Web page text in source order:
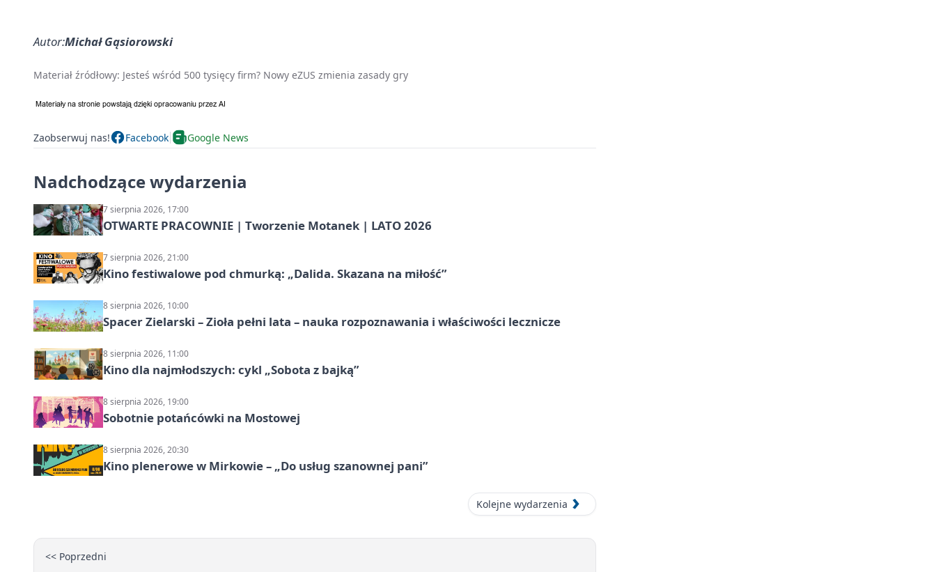
Autor:Michał Gąsiorowski
Materiał źródłowy: Jesteś wśród 500 tysięcy firm? Nowy eZUS zmienia zasady gry
Zaobserwuj nas! Facebook Google News
Nadchodzące wydarzenia
7 sierpnia 2026, 17:00
OTWARTE PRACOWNIE | Tworzenie Motanek | LATO 2026
7 sierpnia 2026, 21:00
Kino festiwalowe pod chmurką: „Dalida. Skazana na miłość”
8 sierpnia 2026, 10:00
Spacer Zielarski – Zioła pełni lata – nauka rozpoznawania i właściwości lecznicze
8 sierpnia 2026, 11:00
Kino dla najmłodszych: cykl „Sobota z bajką”
8 sierpnia 2026, 19:00
Sobotnie potańcówki na Mostowej
8 sierpnia 2026, 20:30
Kino plenerowe w Mirkowie – „Do usług szanownej pani”
Kolejne wydarzenia
<< Poprzedni